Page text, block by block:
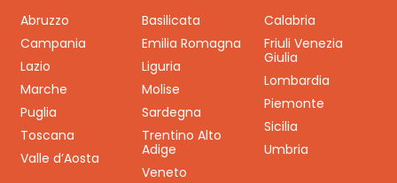
Abruzzo Basilicata
Calabria
Campania
Emilia Romagna
Friuli Venezia
Giulia
Lazio
Liguria
Lombardia
Marche
Molise
Piemonte
Puglia
Sardegna
Sicilia
Toscana
Trentino Alto
Adige
Umbria
Valle d’Aosta
Veneto